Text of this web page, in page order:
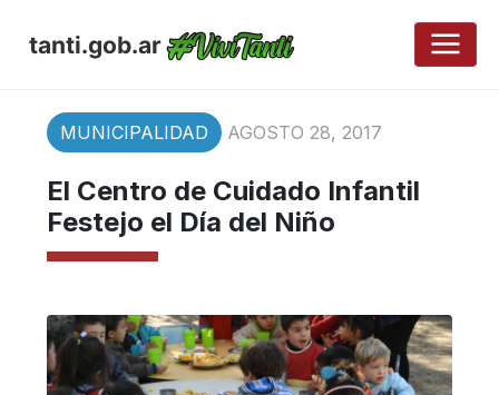
tanti.gob.ar
MUNICIPALIDAD AGOSTO 28, 2017
El Centro de Cuidado Infantil
Festejo el Día del Niño